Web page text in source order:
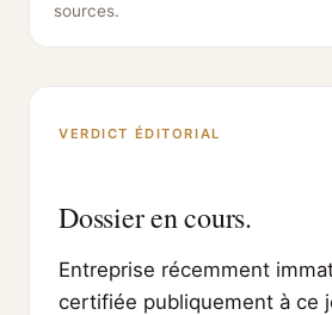
sources.
VERDICT ÉDITORIAL
Dossier en cours.
Entreprise récemment
certifiée publiquement à ce